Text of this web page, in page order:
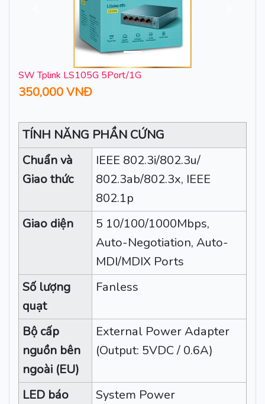
SW Tplink LS105G 5Port/1G
350,000 VNĐ
TÍNH NĂNG PHẦN CỨNG
Chuẩn và
Giao thức
IEEE 802.3i/802.3u/
802.3ab/802.3x, IEEE
802.1p
Giao diện
5 10/100/1000Mbps,
Auto-Negotiation, Auto-
MDI/MDIX Ports
Số lượng
quạt
Fanless
Bộ cấp
nguồn bên
ngoài (EU)
External Power Adapter
(Output: 5VDC / 0.6A)
LED báo
System Power